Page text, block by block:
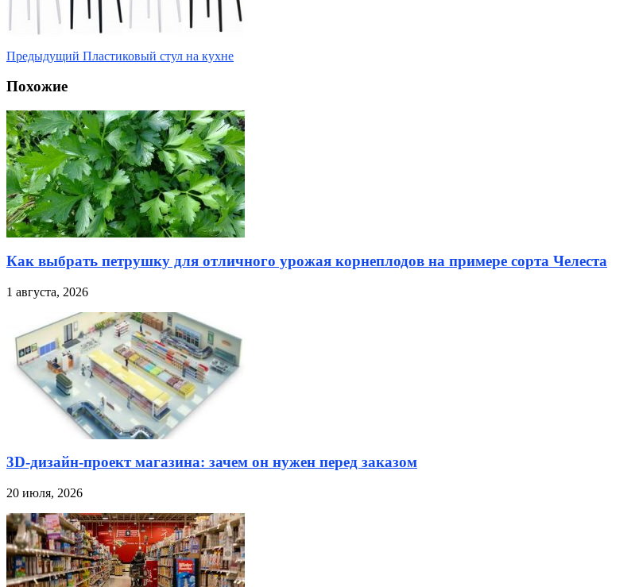
Предыдущий Пластиковый стул на кухне
Похожие
Как выбрать петрушку для отличного урожая корнеплодов на примере сорта Челеста
1 августа, 2026
3D-дизайн-проект магазина: зачем он нужен перед заказом
20 июля, 2026